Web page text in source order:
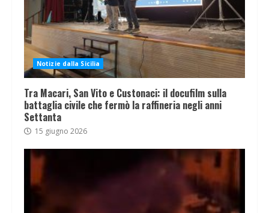
Notizie dalla Sicilia
Tra Macari, San Vito e Custonaci: il docufilm sulla
battaglia civile che fermò la raffineria negli anni
Settanta
15 giugno 2026